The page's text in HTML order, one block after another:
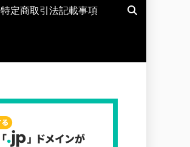
特定商取引法記載事項